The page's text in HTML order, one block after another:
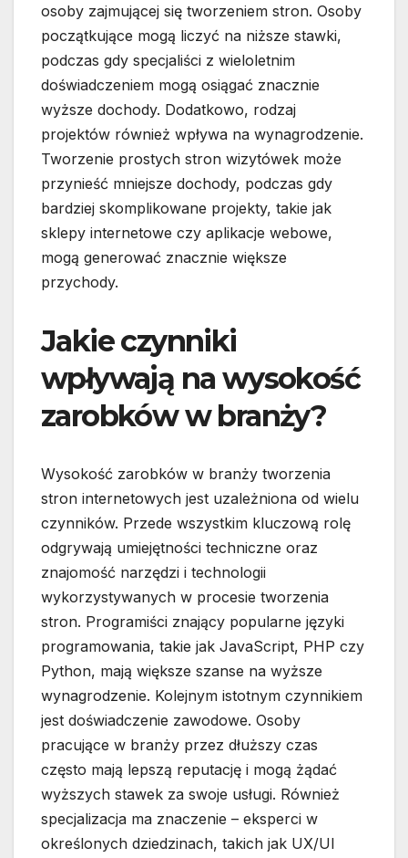
osoby zajmującej się tworzeniem stron. Osoby
początkujące mogą liczyć na niższe stawki,
podczas gdy specjaliści z wieloletnim
doświadczeniem mogą osiągać znacznie
wyższe dochody. Dodatkowo, rodzaj
projektów również wpływa na wynagrodzenie.
Tworzenie prostych stron wizytówek może
przynieść mniejsze dochody, podczas gdy
bardziej skomplikowane projekty, takie jak
sklepy internetowe czy aplikacje webowe,
mogą generować znacznie większe
przychody.
Jakie czynniki
wpływają na wysokość
zarobków w branży?
Wysokość zarobków w branży tworzenia
stron internetowych jest uzależniona od wielu
czynników. Przede wszystkim kluczową rolę
odgrywają umiejętności techniczne oraz
znajomość narzędzi i technologii
wykorzystywanych w procesie tworzenia
stron. Programiści znający popularne języki
programowania, takie jak JavaScript, PHP czy
Python, mają większe szanse na wyższe
wynagrodzenie. Kolejnym istotnym czynnikiem
jest doświadczenie zawodowe. Osoby
pracujące w branży przez dłuższy czas
często mają lepszą reputację i mogą żądać
wyższych stawek za swoje usługi. Również
specjalizacja ma znaczenie – eksperci w
określonych dziedzinach, takich jak UX/UI